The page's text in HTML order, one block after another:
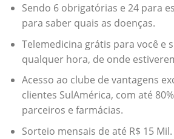
Sendo 6 obrigatórias e 24 para
para saber quais as doenças.
Telemedicina grátis para você e
qualquer hora, de onde
Acesso ao clube de vantagens
clientes SulAmérica, com até
parceiros e farmácias.
Sorteio mensais de até R$ 15 Mil.